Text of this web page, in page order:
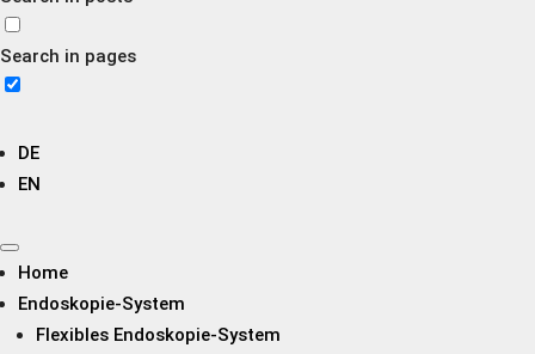
Search in pages
DE
EN
Home
Endoskopie-System
Flexibles Endoskopie-System